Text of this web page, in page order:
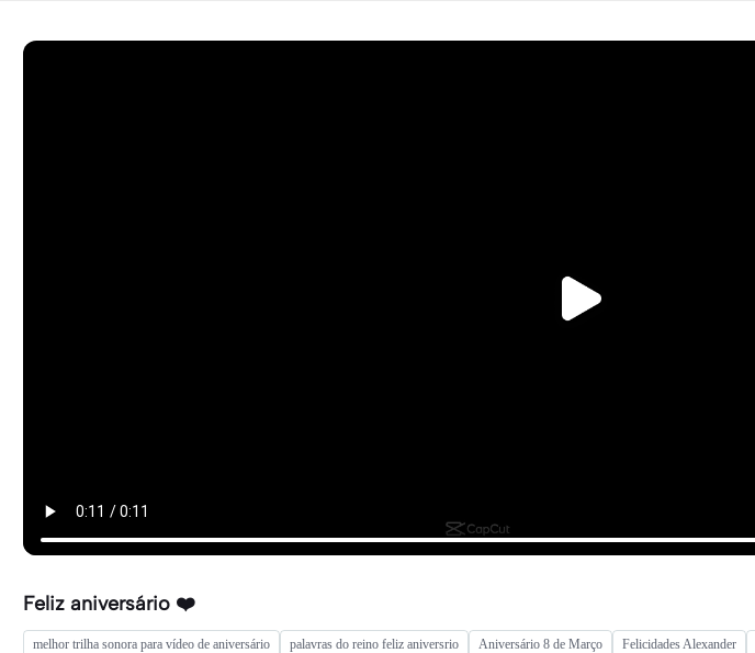
Feliz aniversário ❤️
melhor trilha sonora para vídeo de aniversário palavras do reino feliz aniversrio Aniversário 8 de Março Felicidades Alexander